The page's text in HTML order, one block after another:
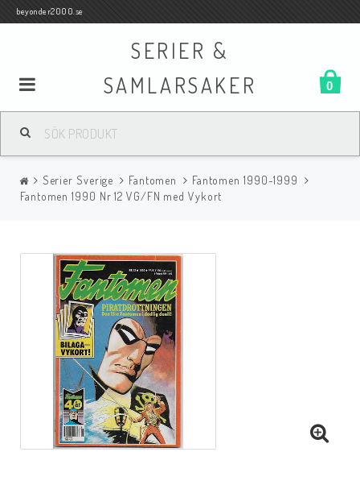
beyonder2000.se
SERIER &
SAMLARSAKER
0
Samlar- och Spelkort
Serier
Böcker
Mynt och Sedlar
Serier Sverige Fantomen
Fantomen 1990-1999
Fantomen 1990 Nr 12 VG/FN med Vykort